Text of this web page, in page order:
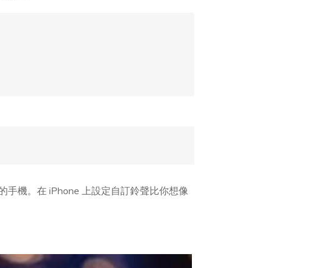
手機。在 iPhone 上設定自訂鈴聲比你想像